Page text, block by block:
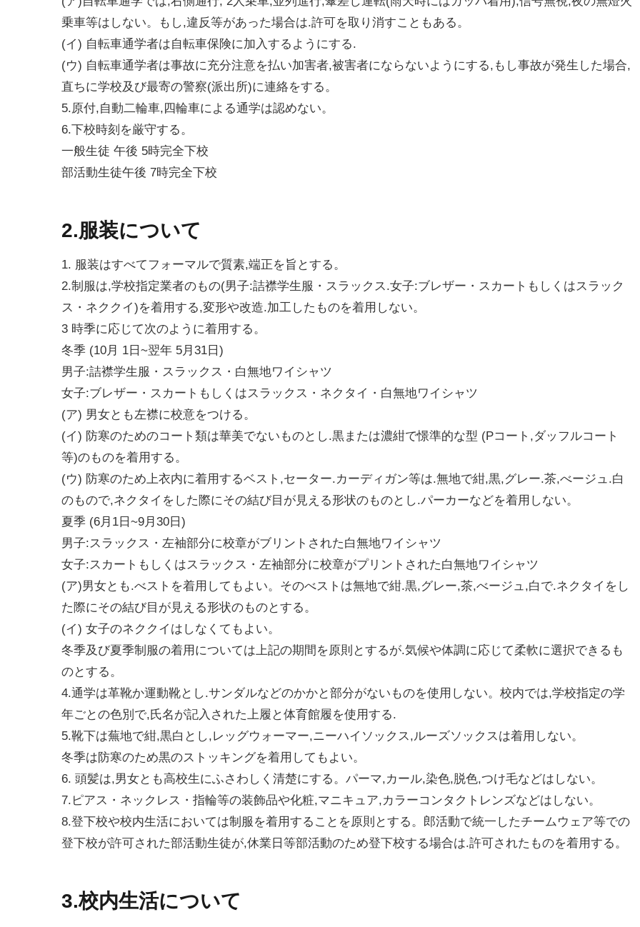
乗車等はしない。もし,違反等があった場合は.許可を取り消すこともある。
(イ) 自転車通学者は自転車保険に加入するようにする.
(ウ) 自転車通学者は事故に充分注意を払い加害者,被害者にならないようにする,もし事故が発生した場合,
直ちに学校及び最寄の警察(派出所)に連絡をする。
5.原付,自動二輪車,四輪車による通学は認めない。
6.下校時刻を厳守する。
一般生徒 午後 5時完全下校
部活動生徒午後 7時完全下校
2.服装について
1. 服装はすべてフォーマルで質素,端正を旨とする。
2.制服は,学校指定業者のもの(男子:詰襟学生服・スラックス.女子:ブレザー・スカートもしくはスラック
ス・ネククイ)を着用する,変形や改造.加工したものを着用しない。
3 時季に応じて次のように着用する。
冬季 (10月 1日~翌年 5月31日)
男子:詰襟学生服・スラックス・白無地ワイシャツ
女子:ブレザー・スカートもしくはスラックス・ネクタイ・白無地ワイシャツ
(ア) 男女とも左襟に校意をつける。
(イ) 防寒のためのコート類は華美でないものとし.黒または濃紺で憬準的な型 (Pコート,ダッフルコート
等)のものを着用する。
(ウ) 防寒のため上衣内に着用するベスト,セーター.カーディガン等は.無地で紺,黒,グレー.茶,べージュ.白
のもので,ネクタイをした際にその結び目が見える形状のものとし.パーカーなどを着用しない。
夏季 (6月1日~9月30日)
男子:スラックス・左袖部分に校章がブリントされた白無地ワイシャツ
女子:スカートもしくはスラックス・左袖部分に校章がプリントされた白無地ワイシャツ
(ア)男女とも.べストを着用してもよい。そのべストは無地で紺.黒,グレー,茶,べージュ,白で.ネクタイをし
た際にその結び目が見える形状のものとする。
(イ) 女子のネククイはしなくてもよい。
冬季及び夏季制服の着用については上記の期間を原則とするが.気候や体調に応じて柔軟に選択できるも
のとする。
4.通学は革靴か運動靴とし.サンダルなどのかかと部分がないものを使用しない。校内では,学校指定の学
年ごとの色別で,氏名が記入された上履と体育館履を使用する.
5.靴下は蕪地で紺,黒白とし,レッグウォーマー,ニーハイソックス,ルーズソックスは着用しない。
冬季は防寒のため黒のストッキングを着用してもよい。
6. 頭髪は,男女とも高校生にふさわしく清楚にする。パーマ,カール,染色,脱色,つけ毛などはしない。
7.ピアス・ネックレス・指輪等の装飾品や化粧,マニキュア,カラーコンタクトレンズなどはしない。
8.登下校や校内生活においては制服を着用することを原則とする。郎活動で統一したチームウェア等での
登下校が許可された部活動生徒が,休業日等部活動のため登下校する場合は.許可されたものを着用する。
3.校内生活について